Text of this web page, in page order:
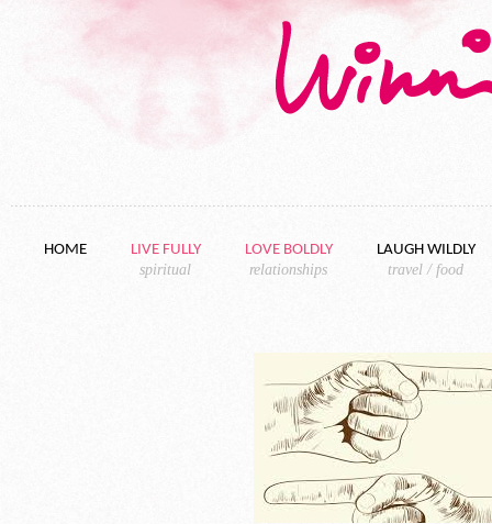
HOME
LIVE FULLY
spiritual
LOVE BOLDLY
relationships
LAUGH WILDLY
travel / food